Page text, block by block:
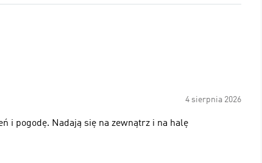
4 sierpnia 2026
i pogodę. Nadają się na zewnątrz i na halę